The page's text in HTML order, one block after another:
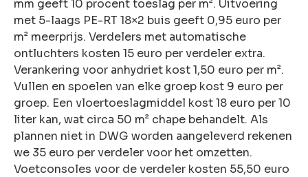
mm geeft 10 procent toeslag per m². Uitvoering
met 5-laags PE-RT 18×2 buis geeft 0,95 euro per
m² meerprijs. Verdelers met automatische
ontluchters kosten 15 euro per verdeler extra.
Verankering voor anhydriet kost 1,50 euro per m².
Vullen en spoelen van elke groep kost 9 euro per
groep. Een vloertoeslagmiddel kost 18 euro per 10
liter kan, wat circa 50 m² chape behandelt. Als
plannen niet in DWG worden aangeleverd rekenen
we 35 euro per verdeler voor het omzetten.
Voetconsoles voor de verdeler kosten 55,50 euro